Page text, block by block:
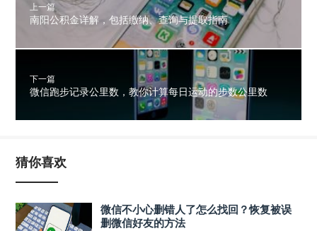
上一篇
南阳公积金详解，包括缴纳、查询与提取指南
下一篇
微信跑步记录公里数，教你计算每日运动的步数公里数
猜你喜欢
微信不小心删错人了怎么找回？恢复被误
删微信好友的方法